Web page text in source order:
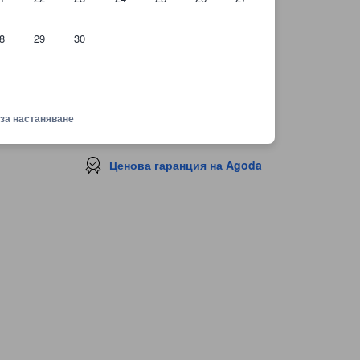
29 30
настаняванеHardin sa Tabing Ilog Campsite
Mt. Batulao
6,0 км.
Barangay Talangan Covered Court
6,1 км.
Ценова гаранция на Agoda